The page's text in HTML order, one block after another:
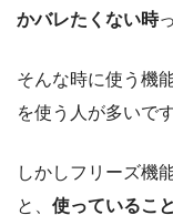
かバレたくない時
そんな時に使う機
を使う人が多いです
しかしフリーズ機
と、 使っているこ